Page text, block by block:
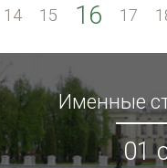
14 15 16 17
Именные
01